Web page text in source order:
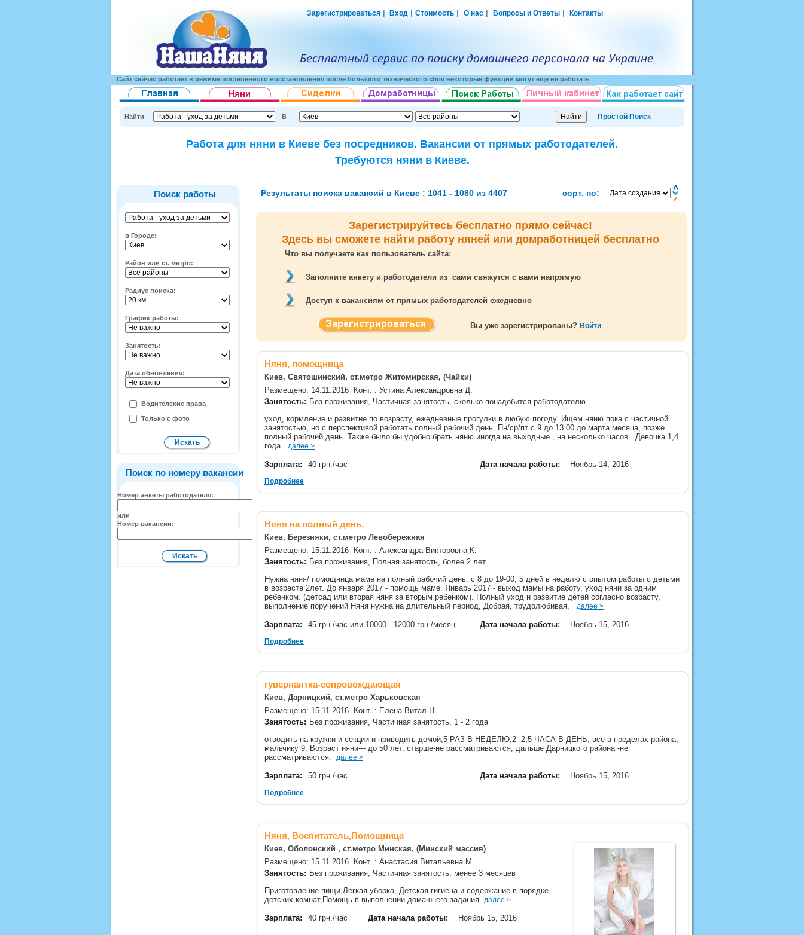
Зарегистрироваться Вход Стоимость О нас Вопросы и Ответы Контакты
Сайт сейчас работает в режиме постепенного восстановления после большого технического сбоя некоторые функции могут еще не работать
Найти В Простой Поиск
Работа для няни в Киеве без посредников. Вакансии от прямых работодателей.
Требуются няни в Киеве.
Поиск работы
в Городе:
Район или ст. метро:
Радиус поиска:
График работы:
Занятость:
Дата обновления:
Водителские права
Только с фото
Поиск по номеру вакансии
Номер анкеты работодателя:
или
Номер вакансии:
Результаты поиска вакансий в Киеве : 1041 - 1080 из 4407 сорт. по:
Зарегистрируйтесь бесплатно прямо сейчас!
Здесь вы сможете найти работу няней или домработницей бесплатно
Что вы получаете как пользователь сайта:
Заполните анкету и работодатели из сами свяжутся с вами напрямую
Доступ к вакансиям от прямых работодателей ежедневно
Вы уже зарегистрированы? Войти
Няня, помощница
Киев, Святошинский, ст.метро Житомирская, (Чайки)
Размещено: 14.11.2016 Конт. : Устина Александровна Д.
Занятость: Без проживания, Частичная занятость, сколько понадобится работодателю
уход, кормление и развитие по возрасту, ежедневные прогулки в любую погоду. Ищем няню пока с частичной
занятостью, но с перспективой работать полный рабочий день. Пн/ср/пт с 9 до 13.00 до марта месяца, позже
полный рабочий день. Также было бы удобно брать няню иногда на выходные , на несколько часов . Девочка 1,4
года. далее >
Зарплата: 40 грн./час Дата начала работы: Ноябрь 14, 2016
Подробнее
Няня на полный день,
Киев, Березняки, ст.метро Левобережная
Размещено: 15.11.2016 Конт. : Александра Викторовна К.
Занятость: Без проживания, Полная занятость, более 2 лет
Нужна няня/ помощница маме на полный рабочий день, с 8 до 19-00, 5 дней в неделю с опытом работы с детьми
в возрасте 2лет. До января 2017 - помощь маме. Январь 2017 - выход мамы на работу, уход няни за одним
ребенком. (детсад или вторая няня за вторым ребенком). Полный уход и развитие детей согласно возрасту,
выполнение поручений Няня нужна на длительный период, Добрая, трудолюбивая, далее >
Зарплата: 45 грн./час или 10000 - 12000 грн./месяц Дата начала работы: Ноябрь 15, 2016
Подробнее
гувернантка-сопровождающая
Киев, Дарницкий, ст.метро Харьковская
Размещено: 15.11.2016 Конт. : Елена Витал Н.
Занятость: Без проживания, Частичная занятость, 1 - 2 года
отводить на кружки и секции и приводить домой,5 РАЗ В НЕДЕЛЮ,2- 2,5 ЧАСА В ДЕНЬ, все в пределах района,
мальчику 9. Возраст няни--- до 50 лет, старше-не рассматриваются, дальше Дарницкого района -не
рассматриваются. далее >
Зарплата: 50 грн./час Дата начала работы: Ноябрь 15, 2016
Подробнее
Няня, Воспитатель,Помощница
Киев, Оболонский , ст.метро Минская, (Минский массив)
Размещено: 15.11.2016 Конт. : Анастасия Витальевна М.
Занятость: Без проживания, Частичная занятость, менее 3 месяцев
Приготовление пищи,Легкая уборка, Детская гигиена и содержание в порядке
детских комнат,Помощь в выполнении домашнего задания далее >
Зарплата: 40 грн./час Дата начала работы: Ноябрь 15, 2016